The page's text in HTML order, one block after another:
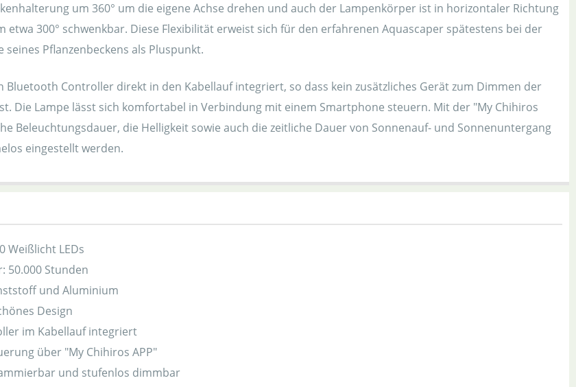
um 360° um die eigene Achse drehen und auch der Lampenkörper ist in horizontaler Richtung
etwa 300° schwenkbar. Diese Flexibilität erweist sich für den erfahrenen Aquascaper spätestens bei der
seines Pflanzenbeckens als Pluspunkt.
Bluetooth Controller direkt in den Kabellauf integriert, so dass kein zusätzliches Gerät zum Dimmen der
Die Lampe lässt sich komfortabel in Verbindung mit einem Smartphone steuern. Mit der "My Chihiros
Beleuchtungsdauer, die Helligkeit sowie auch die zeitliche Dauer von Sonnenauf- und Sonnenuntergang
eingestellt werden.
Weißlicht LEDs
50.000 Stunden
und Aluminium
Design
im Kabellauf integriert
über "My Chihiros APP"
und stufenlos dimmbar